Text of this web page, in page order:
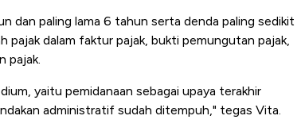
dan paling lama 6 tahun serta denda paling sedikit
pajak dalam faktur pajak, bukti pemungutan pajak,
pajak.
yaitu pemidanaan sebagai upaya terakhir
administratif sudah ditempuh," tegas Vita.